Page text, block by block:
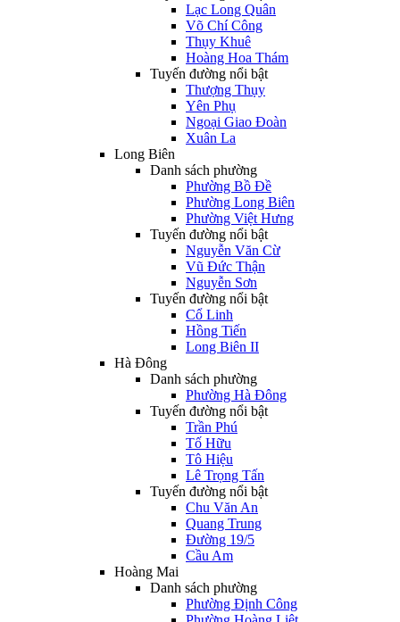
Lạc Long Quân
Võ Chí Công
Thụy Khuê
Hoàng Hoa Thám
Tuyến đường nổi bật
Thượng Thụy
Yên Phụ
Ngoại Giao Đoàn
Xuân La
Long Biên
Danh sách phường
Phường Bồ Đề
Phường Long Biên
Phường Việt Hưng
Tuyến đường nổi bật
Nguyễn Văn Cừ
Vũ Đức Thận
Nguyễn Sơn
Tuyến đường nổi bật
Cổ Linh
Hồng Tiến
Long Biên II
Hà Đông
Danh sách phường
Phường Hà Đông
Tuyến đường nổi bật
Trần Phú
Tố Hữu
Tô Hiệu
Lê Trọng Tấn
Tuyến đường nổi bật
Chu Văn An
Quang Trung
Đường 19/5
Cầu Am
Hoàng Mai
Danh sách phường
Phường Định Công